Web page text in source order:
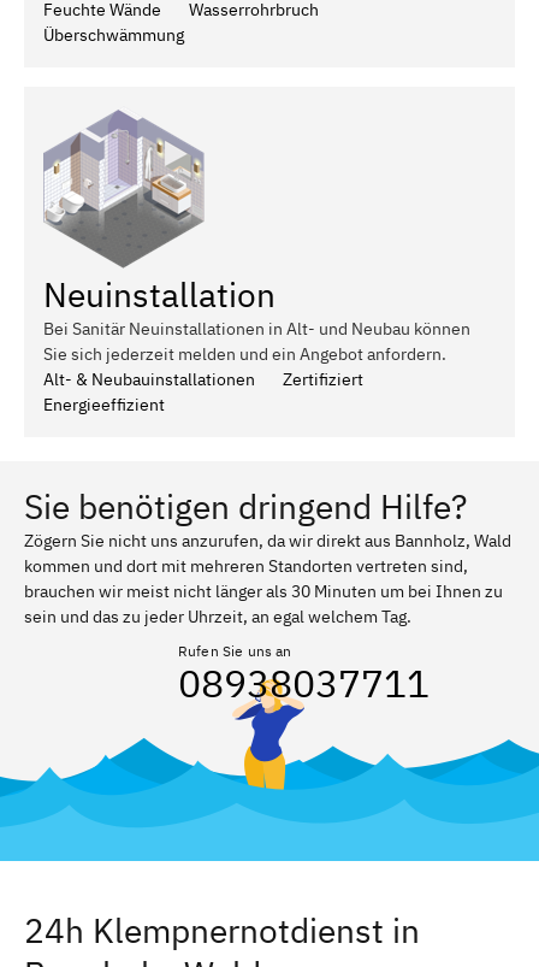
Feuchte Wände
Wasserrohrbruch
Überschwämmung
Neuinstallation
Bei Sanitär Neuinstallationen in Alt- und Neubau können
Sie sich jederzeit melden und ein Angebot anfordern.
Alt- & Neubauinstallationen
Zertifiziert
Energieeffizient
Sie benötigen dringend Hilfe?
Zögern Sie nicht uns anzurufen, da wir direkt aus Bannholz, Wald
kommen und dort mit mehreren Standorten vertreten sind,
brauchen wir meist nicht länger als 30 Minuten um bei Ihnen zu
sein und das zu jeder Uhrzeit, an egal welchem Tag.
Rufen Sie uns an
08938037711
24h Klempnernotdienst in